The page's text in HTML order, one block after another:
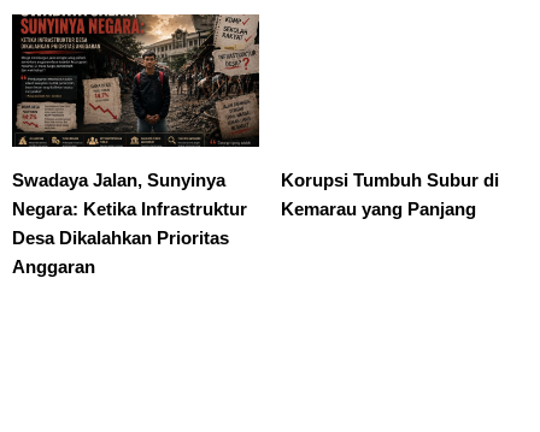
Swadaya Jalan, Sunyinya
Negara: Ketika Infrastruktur
Desa Dikalahkan Prioritas
Anggaran
Korupsi Tumbuh Subur di
Kemarau yang Panjang